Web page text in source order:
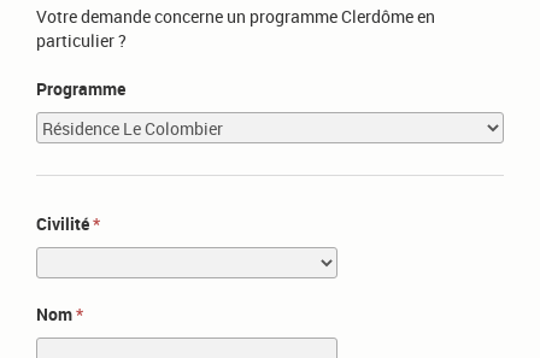
Votre demande concerne un programme Clerdôme en
particulier ?
Programme
Civilité
Nom